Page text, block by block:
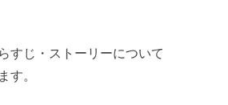
すじ・ストーリーについて
す。